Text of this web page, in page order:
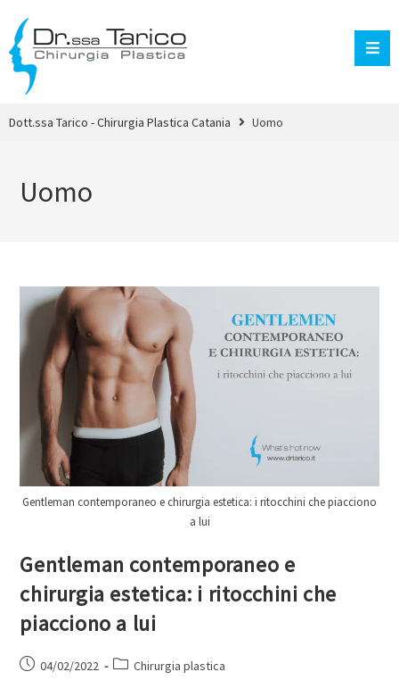
Dott.ssa Tarico - Chirurgia Plastica Catania Uomo
Uomo
Gentleman contemporaneo e chirurgia estetica: i ritocchini che piacciono
a lui
Gentleman contemporaneo e
chirurgia estetica: i ritocchini che
piacciono a lui
04/02/2022 Chirurgia plastica